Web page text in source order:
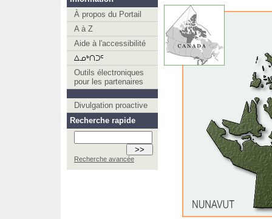
À propos du Portail
A à Z
Aide à l'accessibilité
Outils électroniques
pour les partenaires
Divulgation proactive
Recherche rapide
Recherche avancée